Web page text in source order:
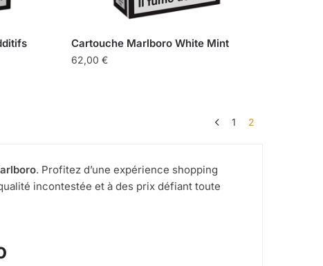
Cartouche Marlboro White Mint
62,00€
1 2
. Profitez d’une expérience shopping
incontestée et à des prix défiant toute